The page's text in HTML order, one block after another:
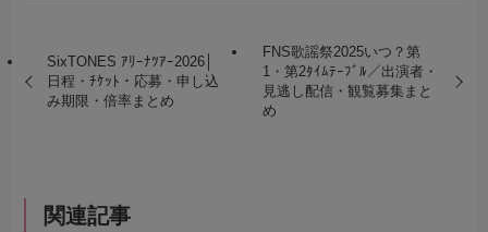
SixTONES ｱﾘｰﾅﾂｱｰ2026│
日程・ﾁｹｯﾄ・応募・申し込
み期限・倍率まとめ
FNS歌謡祭2025いつ？第
1・第2ﾀｲﾑﾃｰﾌﾞﾙ／出演者・
見逃し配信・観覧募集まと
め
関連記事